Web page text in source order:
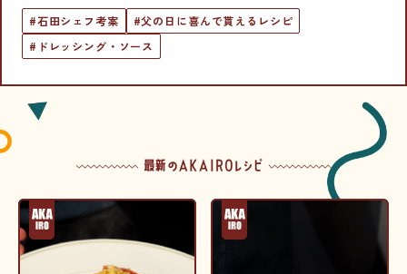
#石田シェフ考案
#父の日に喜んで貰えるレシピ
#ドレッシング・ソース